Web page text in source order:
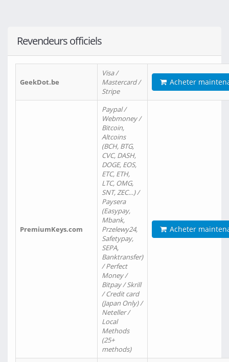
Revendeurs officiels
GeekDot.be
Visa /
Mastercard /
Stripe
Acheter
PremiumKeys.com
Paypal /
Webmoney /
Bitcoin,
Altcoins
(BCH, BTG,
CVC, DASH,
DOGE, EOS,
ETC, ETH,
LTC, OMG,
SNT, ZEC…) /
Paysera
(Easypay,
Mbank,
Przelewy24,
Safetypay,
SEPA,
Banktransfer)
/ Perfect
Money /
Bitpay / Skrill
/ Credit card
(Japan Only) /
Neteller /
Local
Methods
(25+
methods)
Acheter